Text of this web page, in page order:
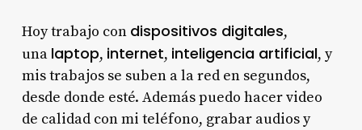
Hoy trabajo con dispositivos digitales,
una laptop, internet, inteligencia artificial, y
mis trabajos se suben a la red en segundos,
desde donde esté. Además puedo hacer video
de calidad con mi teléfono, grabar audios y